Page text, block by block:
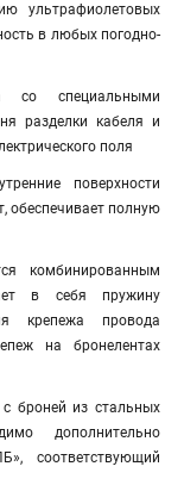
ультрафиолетовых
в любых погодно-
со специальными
разделки кабеля и
поля
поверхности
обеспечивает полную
комбинированным
в себя пружину
крепежа провода
на бронелентах
броней из стальных
дополнительно
соответствующий